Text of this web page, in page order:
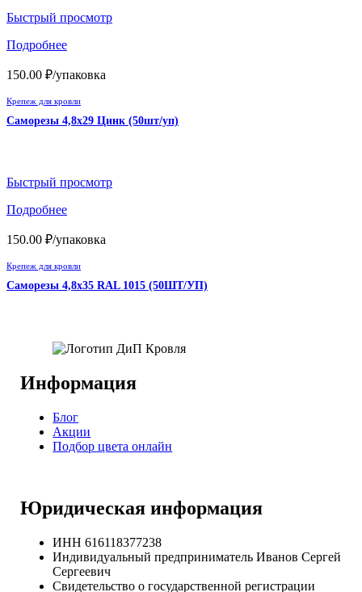
Быстрый просмотр
Подробнее
150.00 ₽/упаковка
Крепеж для кровли
Саморезы 4,8х29 Цинк (50шт/уп)
Быстрый просмотр
Подробнее
150.00 ₽/упаковка
Крепеж для кровли
Саморезы 4,8х35 RAL 1015 (50ШТ/УП)
Информация
Блог
Акции
Подбор цвета онлайн
Юридическая информация
ИНН 616118377238
Индивидуальный предприниматель Иванов Сергей
Сергеевич
Свидетельство о государственной регистрации